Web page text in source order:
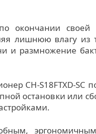
окончании своей
лишнюю влагу из
и размножение
CH-S18FTXD-SC
остановки или